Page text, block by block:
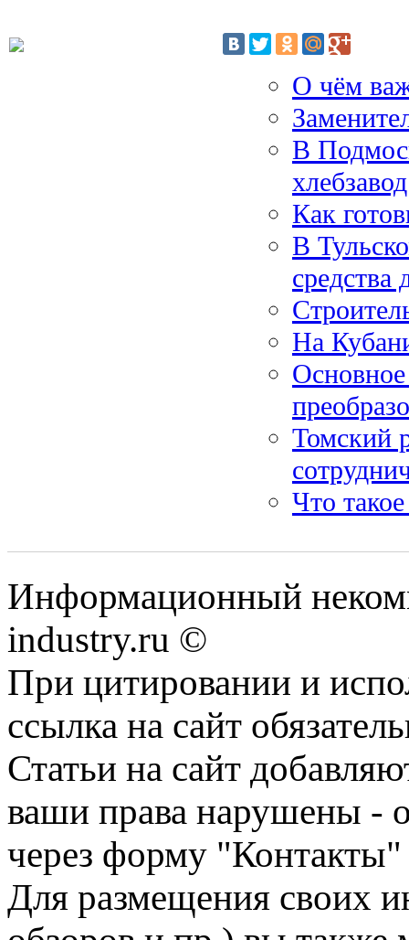
О чём
В
хлебзавод
Как
В
средства
На
Основное
Томский
Что
Информационный
industry.ru ©
При цитировании и
ссылка на сайт
Статьи на сайт
ваши права нарушены -
через форму "Контакты"
Для размещения своих